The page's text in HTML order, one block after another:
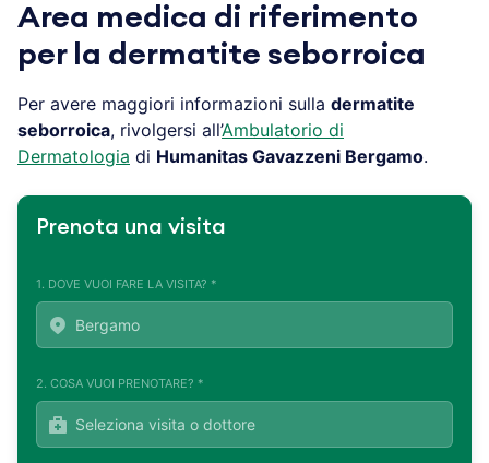
Area medica di riferimento
per la dermatite seborroica
Per avere maggiori informazioni sulla dermatite
seborroica, rivolgersi all’Ambulatorio di
Dermatologia di Humanitas Gavazzeni Bergamo.
Prenota una visita
1. DOVE VUOI FARE LA VISITA? *
2. COSA VUOI PRENOTARE? *